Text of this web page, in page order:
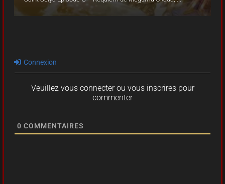
Connexion
Veuillez vous connecter ou vous inscrires pour
commenter
0 COMMENTAIRES